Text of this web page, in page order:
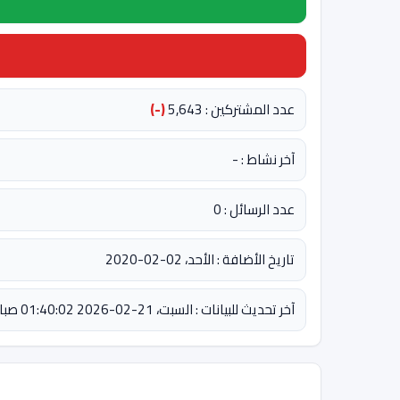
عدد المشتركين : 5,643
(-)
آخر نشاط : -
عدد الرسائل : 0
تاريخ الأضافة : الأحد، 02-02-2020
آخر تحديث للبيانات : السبت، 21-02-2026 01:40:02 صباحاً